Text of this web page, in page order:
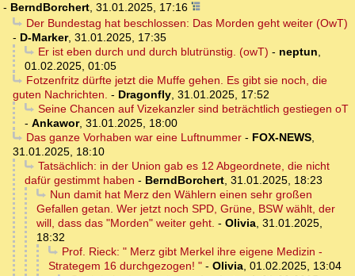
- BerndBorchert, 31.01.2025, 17:16
Der Bundestag hat beschlossen: Das Morden geht weiter (OwT)
- D-Marker, 31.01.2025, 17:35
Er ist eben durch und durch blutrünstig. (owT) - neptun,
01.02.2025, 01:05
Fotzenfritz dürfte jetzt die Muffe gehen. Es gibt sie noch, die
guten Nachrichten. - Dragonfly, 31.01.2025, 17:52
Seine Chancen auf Vizekanzler sind beträchtlich gestiegen oT
- Ankawor, 31.01.2025, 18:00
Das ganze Vorhaben war eine Luftnummer- FOX-NEWS,
31.01.2025, 18:10
Tatsächlich: in der Union gab es 12 Abgeordnete, die nicht
dafür gestimmt haben - BerndBorchert, 31.01.2025, 18:23
Nun damit hat Merz den Wählern einen sehr großen
Gefallen getan. Wer jetzt noch SPD, Grüne, BSW wählt, der
will, dass das "Morden" weiter geht. - Olivia, 31.01.2025,
18:32
Prof. Rieck: " Merz gibt Merkel ihre eigene Medizin -
Strategem 16 durchgezogen! " - Olivia, 01.02.2025, 13:04